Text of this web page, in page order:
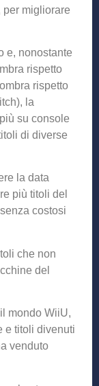
per migliorare
e, nonostante
rispetto
rispetto
la
su console
di diverse
la data
più titoli del
costosi
che non
del
mondo WiiU,
e titoli divenuti
venduto